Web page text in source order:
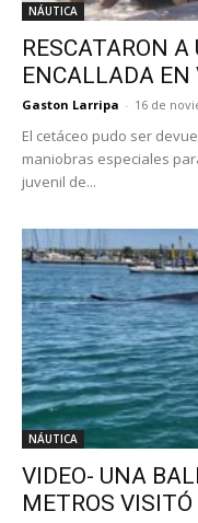
NÁUTICA
RESCATARON
ENCALLADA EN
Gaston Larripa - 16 de
El cetáceo pudo ser
maniobras especiales
juvenil de...
NÁUTICA
VIDEO- UNA
METROS VISITÓ